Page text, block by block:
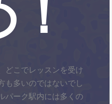
どこでレッスンを受け
も多いのではないでし
パーク駅内には多くの